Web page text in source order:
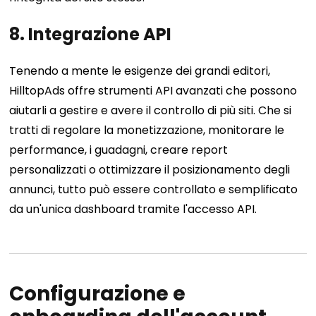
8. Integrazione API
Tenendo a mente le esigenze dei grandi editori,
HilltopAds offre strumenti API avanzati che possono
aiutarli a gestire e avere il controllo di più siti. Che si
tratti di regolare la monetizzazione, monitorare le
performance, i guadagni, creare report
personalizzati o ottimizzare il posizionamento degli
annunci, tutto può essere controllato e semplificato
da un'unica dashboard tramite l'accesso API.
Configurazione e